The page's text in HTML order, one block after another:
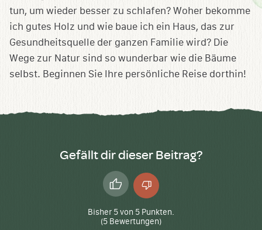
tun, um wieder besser zu schlafen? Woher bekomme
ich gutes Holz und wie baue ich ein Haus, das zur
Gesundheitsquelle der ganzen Familie wird? Die
Wege zur Natur sind so wunderbar wie die Bäume
selbst. Beginnen Sie Ihre persönliche Reise dorthin!
Gefällt dir dieser Beitrag?
Daumen
hoch
Daumen
runter
Bisher 5von 5 Punkten.
(5 Bewertungen)